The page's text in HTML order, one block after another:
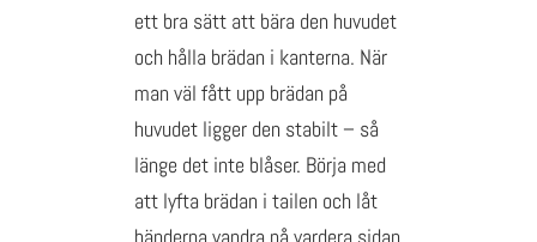
ett bra sätt att bära den huvudet
och hålla brädan i kanterna. När
man väl fått upp brädan på
huvudet ligger den stabilt – så
länge det inte blåser. Börja med
att lyfta brädan i tailen och låt